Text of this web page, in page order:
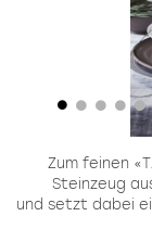
Zum feinen
Steinzeug
und setzt dabei